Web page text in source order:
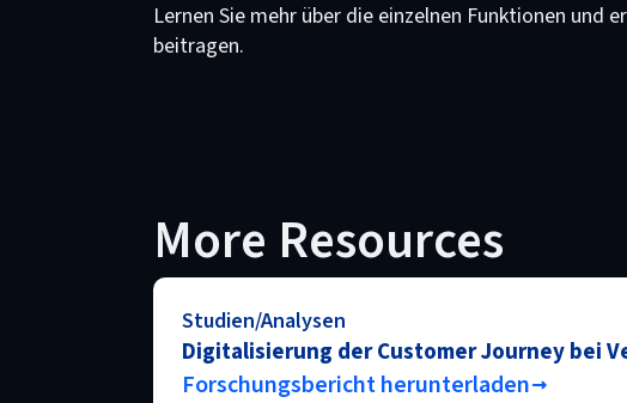
Lernen Sie mehr über die einzelnen Funktionen und
beitragen.
More Resources
Studien/Analysen
Digitalisierung der Customer Journey bei
Forschungsbericht herunterladen